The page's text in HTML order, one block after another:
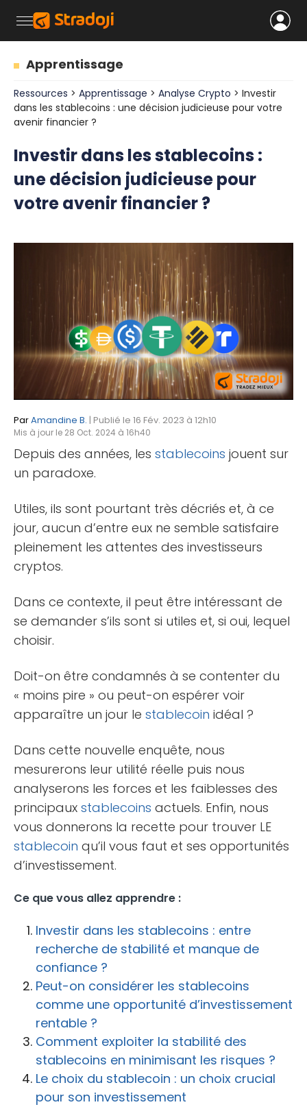
Apprentissage
Ressources > Apprentissage > Analyse Crypto > Investir
dans les stablecoins : une décision judicieuse pour votre
avenir financier ?
Investir dans les stablecoins :
une décision judicieuse pour
votre avenir financier ?
ParAmandine B. | Publié le 16 Fév. 2023 à 12h10
Mis à jour le 28 Oct. 2024 à 16h40
Depuis des années, les stablecoins jouent sur
un paradoxe.
Utiles, ils sont pourtant très décriés et, à ce
jour, aucun d’entre eux ne semble satisfaire
pleinement les attentes des investisseurs
cryptos.
Dans ce contexte, il peut être intéressant de
se demander s’ils sont si utiles et, si oui, lequel
choisir.
Doit-on être condamnés à se contenter du
« moins pire » ou peut-on espérer voir
apparaître un jour le stablecoin idéal ?
Dans cette nouvelle enquête, nous
mesurerons leur utilité réelle puis nous
analyserons les forces et les faiblesses des
principaux stablecoins actuels. Enfin, nous
vous donnerons la recette pour trouver LE
stablecoin qu’il vous faut et ses opportunités
d’investissement.
Ce que vous allez apprendre :
Investir dans les stablecoins : entre
recherche de stabilité et manque de
confiance ?
Peut-on considérer les stablecoins
comme une opportunité d’investissement
rentable ?
Comment exploiter la stabilité des
stablecoins en minimisant les risques ?
Le choix du stablecoin : un choix crucial
pour son investissement